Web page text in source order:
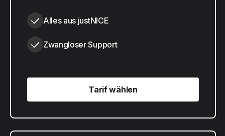
Alles aus justNICE
Zwangloser Support
Tarif wählen
Tarif wählen